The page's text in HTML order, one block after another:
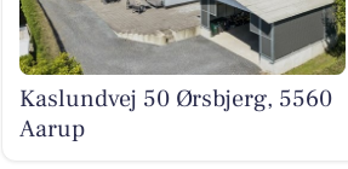
Kaslundvej 50 Ørsbjerg, 5560
Aarup